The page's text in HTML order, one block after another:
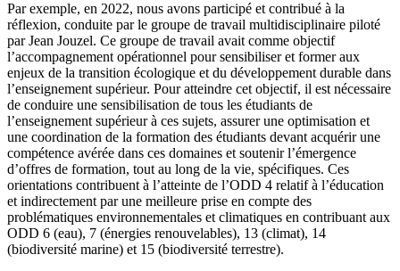
Par exemple, en 2022, nous avons participé et contribué à la
réflexion, conduite par le groupe de travail multidisciplinaire piloté
par Jean Jouzel. Ce groupe de travail avait comme objectif
l’accompagnement opérationnel pour sensibiliser et former aux
enjeux de la transition écologique et du développement durable dans
l’enseignement supérieur. Pour atteindre cet objectif, il est nécessaire
de conduire une sensibilisation de tous les étudiants de
l’enseignement supérieur à ces sujets, assurer une optimisation et
une coordination de la formation des étudiants devant acquérir une
compétence avérée dans ces domaines et soutenir l’émergence
d’offres de formation, tout au long de la vie, spécifiques. Ces
orientations contribuent à l’atteinte de l’ODD 4 relatif à l’éducation
et indirectement par une meilleure prise en compte des
problématiques environnementales et climatiques en contribuant aux
ODD 6 (eau), 7 (énergies renouvelables), 13 (climat), 14
(biodiversité marine) et 15 (biodiversité terrestre).